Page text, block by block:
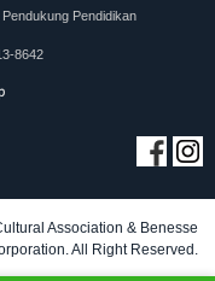
Pendidikan
8642
Association & Benesse
All Right Reserved.